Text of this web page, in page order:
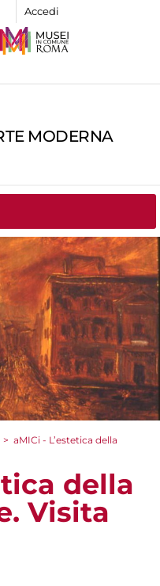
Accedi
MODERNA
> aMICi - L’estetica della
della
Visita